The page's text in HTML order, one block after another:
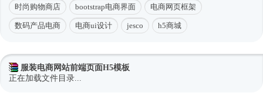
时尚购物商店 bootstrap电商界面 电商网页框架
数码产品电商 电商ui设计 jesco h5商城
服装电商网站前端页面H5模板
正在加载文件目录...